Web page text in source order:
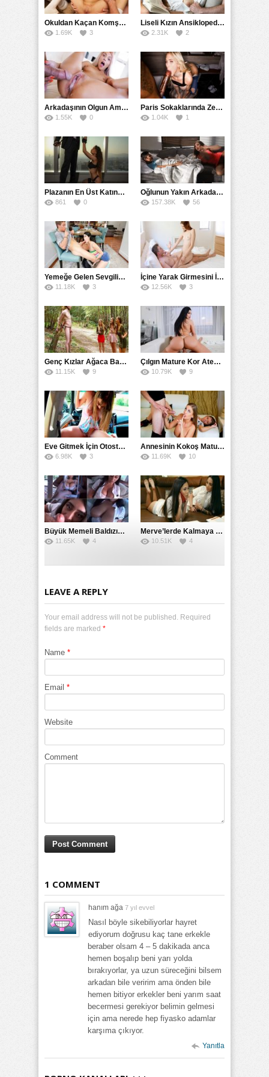
Okuldan Kaçan Komşu Kızını Bakire Sanıp Götten Sikti
1.69K 3
Liseli Kızın Ansiklopedisini Kitap Gibi Tane Tane Okudu
2.31K 2
Arkadaşının Olgun Amcasına Siktirip İçine Boşalmasını İstedi
1.55K 0
Paris Sokaklarında Zenci Yarağını Gırtlağına Kadar İndirdi
1.04K 1
Plazanın En Üst Katında Üst Seviye Köle Fantezisi Sikişi
861 0
Oğlunun Yakın Arkadaşına Yorgan Altından Sulanan Milf
157.38K 56
Yemeğe Gelen Sevgilisinin Arkadaşına Yarak Yedirdi
11.18K 3
İçine Yarak Girmesini İsteyince Kuzeninin Penisini Kullandı
12.56K 3
Genç Kızlar Ağaca Bağlayarak Tecavüz Etmek İstediler
11.15K 9
Çılgın Mature Kor Ateşiyle Misafirini Yakıp Eritti
10.79K 9
Eve Gitmek İçin Otostop Çeken Üniversiteli Bedelini Ödedi
6.98K 3
Annesinin Kokoş Mature Arkadaşı Tarafından Saksoya Uğradı
11.69K 10
Büyük Memeli Baldızının Takipçilerinin Çoğalması İçin Yardım Etti
11.65K 4
Merve’lerde Kalmaya Gelen Liseli Kız Fanteziyi Dibine Verdirdi
10.51K 4
LEAVE A REPLY
Your email address will not be published. Required
fields are marked *
Name *
Email *
Website
Comment
1 COMMENT
hanım ağa 7 yıl evvel
Nasıl böyle sikebiliyorlar hayret
ediyorum doğrusu kaç tane erkekle
beraber olsam 4 – 5 dakikada anca
hemen boşalıp beni yarı yolda
bırakıyorlar, ya uzun süreceğini bilsem
arkadan bile veririm ama önden bile
hemen bitiyor erkekler beni yarım saat
becermesi gerekiyor belimin gelmesi
için ama nerede hep fiyasko adamlar
karşıma çıkıyor.
Yanıtla